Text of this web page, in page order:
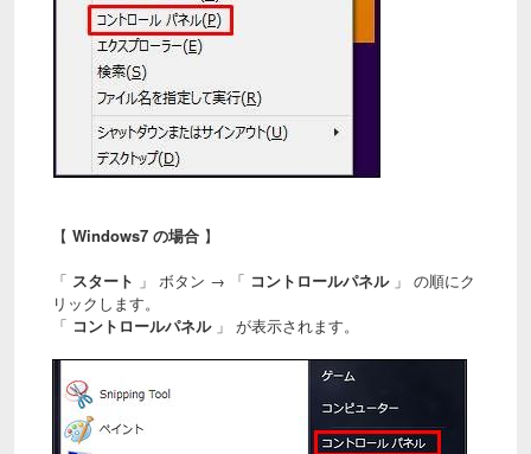
【 Windows7 の場合 】
「 スタート 」 ボタン → 「 コントロールパネル」 の順にク
リックします。
「 コントロールパネル」 が表示されます。